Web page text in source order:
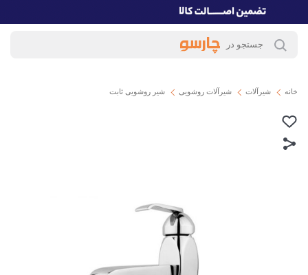
خانه شیرآلات شیرآلات روشویی شیر روشویی ثابت